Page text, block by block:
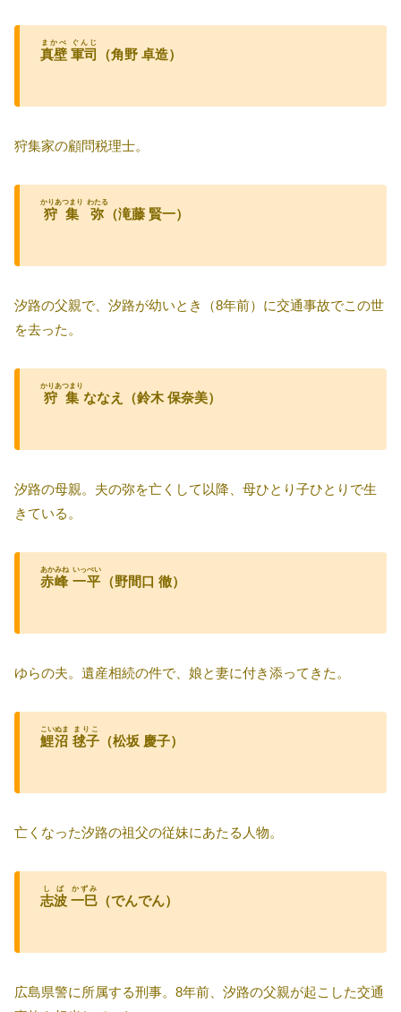
真壁
まかべ
軍司
ぐんじ
（角野 卓造）
狩集家の顧問税理士。
狩集
かりあつまり
弥
わたる
（滝藤 賢一）
汐路の父親で、汐路が幼いとき（8年前）に交通事故でこの世
を去った。
狩集
かりあつまり
ななえ（鈴木 保奈美）
汐路の母親。夫の弥を亡くして以降、母ひとり子ひとりで生
きている。
赤峰
あかみね
一平
いっぺい
（野間口 徹）
ゆらの夫。遺産相続の件で、娘と妻に付き添ってきた。
鯉沼
こいぬま
毬子
まりこ
（松坂 慶子）
亡くなった汐路の祖父の従妹にあたる人物。
志波
しば
一巳
かずみ
（でんでん）
広島県警に所属する刑事。8年前、汐路の父親が起こした交通